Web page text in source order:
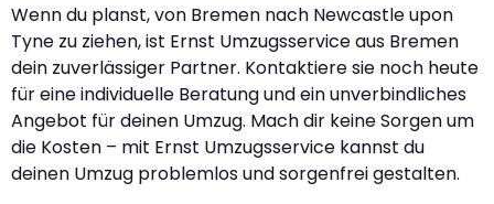
Wenn du planst, von Bremen nach Newcastle upon
Tyne zu ziehen, ist Ernst Umzugsservice aus Bremen
dein zuverlässiger Partner. Kontaktiere sie noch heute
für eine individuelle Beratung und ein unverbindliches
Angebot für deinen Umzug. Mach dir keine Sorgen um
die Kosten – mit Ernst Umzugsservice kannst du
deinen Umzug problemlos und sorgenfrei gestalten.